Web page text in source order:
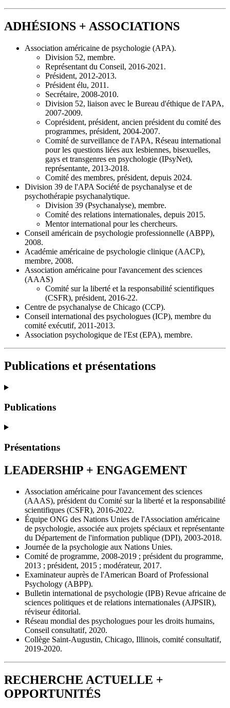
ADHÉSIONS + ASSOCIATIONS
Association américaine de psychologie (APA).
Division 52, membre.
Représentant du Conseil, 2016-2021.
Président, 2012-2013.
Président élu, 2011.
Secrétaire, 2008-2010.
Division 52, liaison avec le Bureau d'éthique de l'APA,
2007-2009.
Coprésident, président, ancien président du comité des
programmes, président, 2004-2007.
Comité de surveillance de l'APA, Réseau international
pour les questions liées aux lesbiennes, bisexuelles,
gays et transgenres en psychologie (IPsyNet),
représentante, 2013-2018.
Comité des membres, président, depuis 2024.
Division 39 de l'APA Société de psychanalyse et de
psychothérapie psychanalytique.
Division 39 (Psychanalyse), membre.
Comité des relations internationales, depuis 2015.
Mentor international pour les chercheurs.
Conseil américain de psychologie professionnelle (ABPP),
2008.
Académie américaine de psychologie clinique (AACP),
membre, 2008.
Association américaine pour l'avancement des sciences
(AAAS)
Comité sur la liberté et la responsabilité scientifiques
(CSFR), président, 2016-22.
Centre de psychanalyse de Chicago (CCP).
Conseil international des psychologues (ICP), membre du
comité exécutif, 2011-2013.
Association psychologique de l'Est (EPA), membre.
Publications et présentations
Publications
Présentations
LEADERSHIP + ENGAGEMENT
Association américaine pour l'avancement des sciences
(AAAS), président du Comité sur la liberté et la responsabilité
scientifiques (CSFR), 2016-2022.
Équipe ONG des Nations Unies de l'Association américaine
de psychologie, associée aux projets spéciaux et représentante
du Département de l'information publique (DPI), 2003-2018.
Journée de la psychologie aux Nations Unies.
Comité de programme, 2008-2019 ; président du programme,
2013 ; président, 2015 ; modérateur, 2017.
Examinateur auprès de l'American Board of Professional
Psychology (ABPP).
Bulletin international de psychologie (IPB) Revue africaine de
sciences politiques et de relations internationales (AJPSIR),
réviseur éditorial.
Réseau mondial des psychologues pour les droits humains,
Conseil consultatif, 2020.
Collège Saint-Augustin, Chicago, Illinois, comité consultatif,
2019-2020.
RECHERCHE ACTUELLE +
OPPORTUNITÉS